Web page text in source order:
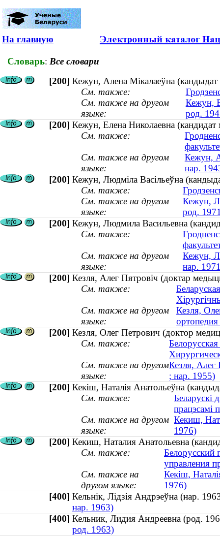
На главную
Словарь: Все словари
[200] Кежун, Алена Мікалаеўна
См. также:
См. также на другом
языке:
Кежун,
род.
[200] Кежун, Елена Николаевна
См. также:
См. также на другом
языке:
Кежун,
нар.
[200] Кежун, Людміла Васільеўна
См. также:
См. также на другом
языке:
Кежун,
род.
[200] Кежун, Людмила Васильевна
См. также:
См. также на другом
языке:
Кежун,
нар.
[200] Кезля, Алег Пятровіч (доктар
См. также:
См. также на другом
языке:
Кезля,
[200] Кезля, Олег Петрович (доктор
См. также:
См. также на другом
языке:
Кезля, Алег
; нар. 1955)
[200] Кекіш, Наталія Анатольеўна
См. также:
Беларускі
працэсамі
См. также на другом
языке:
Кекиш,
1976)
[200] Кекиш, Наталия Анатольевна
См. также:
Белорусский
управления
См. также на
другом языке:
Кекіш,
1976)
[400] Кельнік, Лідзія Андрэеўна (нар.
нар. 1963)
[400] Кельник, Лидия Андреевна (род.
род. 1963)